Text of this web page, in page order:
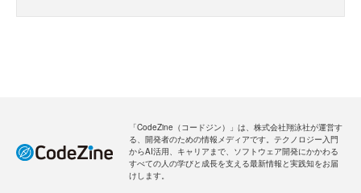
「CodeZine（コードジン）」は、株式会社翔泳社が運営す
る、開発者のための情報メディアです。テクノロジー入門
からAI活用、キャリアまで、ソフトウェア開発にかかわる
すべての人の学びと成長を支える最新情報と実践知をお届
けします。